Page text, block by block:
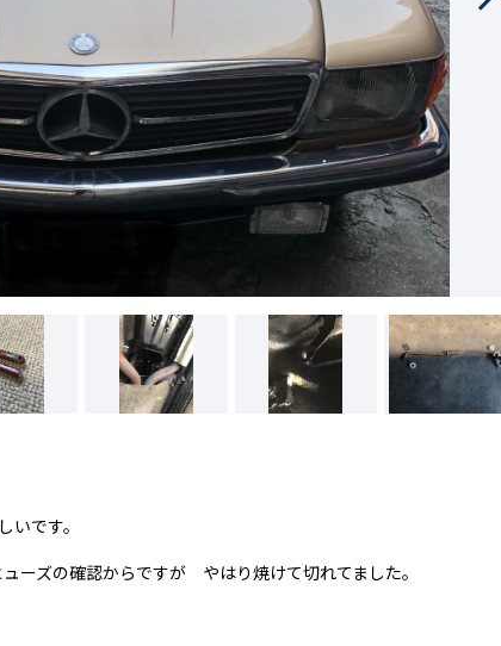
です。
ーズの確認からですが やはり焼けて切れてました。